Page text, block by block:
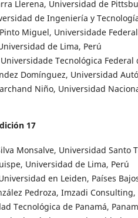
Llerena, Universidad de
de Ingeniería y
Miguel, Universidade
de Lima, Perú
Tecnológica Federal
Domínguez, Universidad
Niño, Universidad
17
Monsalve, Universidad Santo
Universidad de Lima, Perú
en Leiden, Países
Pedroza, Imzadi Consulting,
Tecnológica de Panamá,